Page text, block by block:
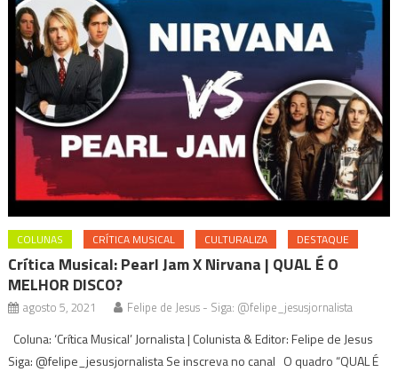
COLUNAS CRÍTICA MUSICAL CULTURALIZA DESTAQUE
Crítica Musical: Pearl Jam X Nirvana | QUAL É O
MELHOR DISCO?
agosto 5, 2021 Felipe de Jesus - Siga: @felipe_jesusjornalista
Coluna: ‘Crítica Musical’ Jornalista | Colunista & Editor: Felipe de Jesus
Siga: @felipe_jesusjornalista Se inscreva no canal O quadro “QUAL É